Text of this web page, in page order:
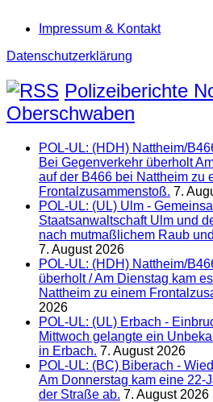
Impressum & Kontakt
Datenschutzerklärung
Polizeiberichte
Oberschwaben
POL-UL: (HDH) Nattheim/
Bei Gegenverkehr überholt
auf der B466 bei Nattheim zu
Frontalzusammenstoß. 7.
POL-UL: (UL) Ulm -
Staatsanwaltschaft Ulm und
nach mutmaßlichem Raub
7. August 2026
POL-UL: (HDH) Nattheim/
überholt / Am Dienstag kam
Nattheim zu einem
2026
POL-UL: (UL) Erbach -
Mittwoch gelangte ein
in Erbach. 7. August 2026
POL-UL: (BC) Biberach -
Am Donnerstag kam eine 22-
der Straße ab. 7. August 2026